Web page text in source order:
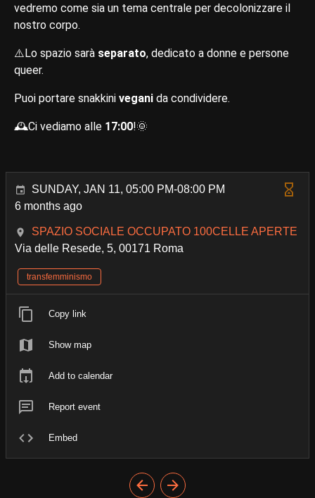
vedremo come sia un tema centrale per decolonizzare il
nostro corpo.
⚠️Lo spazio sarà separato, dedicato a donne e persone
queer.
Puoi portare snakkini vegani da condividere.
🕰️Ci vediamo alle 17:00!🌞
SUNDAY, JAN 11, 05:00 PM-08:00 PM
6 months ago
SPAZIO SOCIALE OCCUPATO 100CELLE APERTE
Via delle Resede, 5, 00171 Roma
transfemminismo
Copy link
Show map
Add to calendar
Report event
Embed